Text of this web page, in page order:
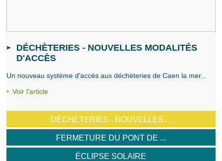
DÉCHÈTERIES - NOUVELLES MODALITÉS
D'ACCÈS
Un nouveau système d’accès aux déchèteries de Caen la mer...
Voir l'article
DÉCHÈTERIES - NOUVELLES ...
FERMETURE DU PONT DE ...
ÉCLIPSE SOLAIRE